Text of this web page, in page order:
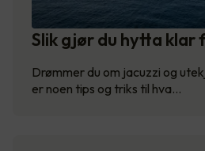
Slik gjør du hytta klar
Drømmer du om jacuzzi og
er noen tips og triks til hva…